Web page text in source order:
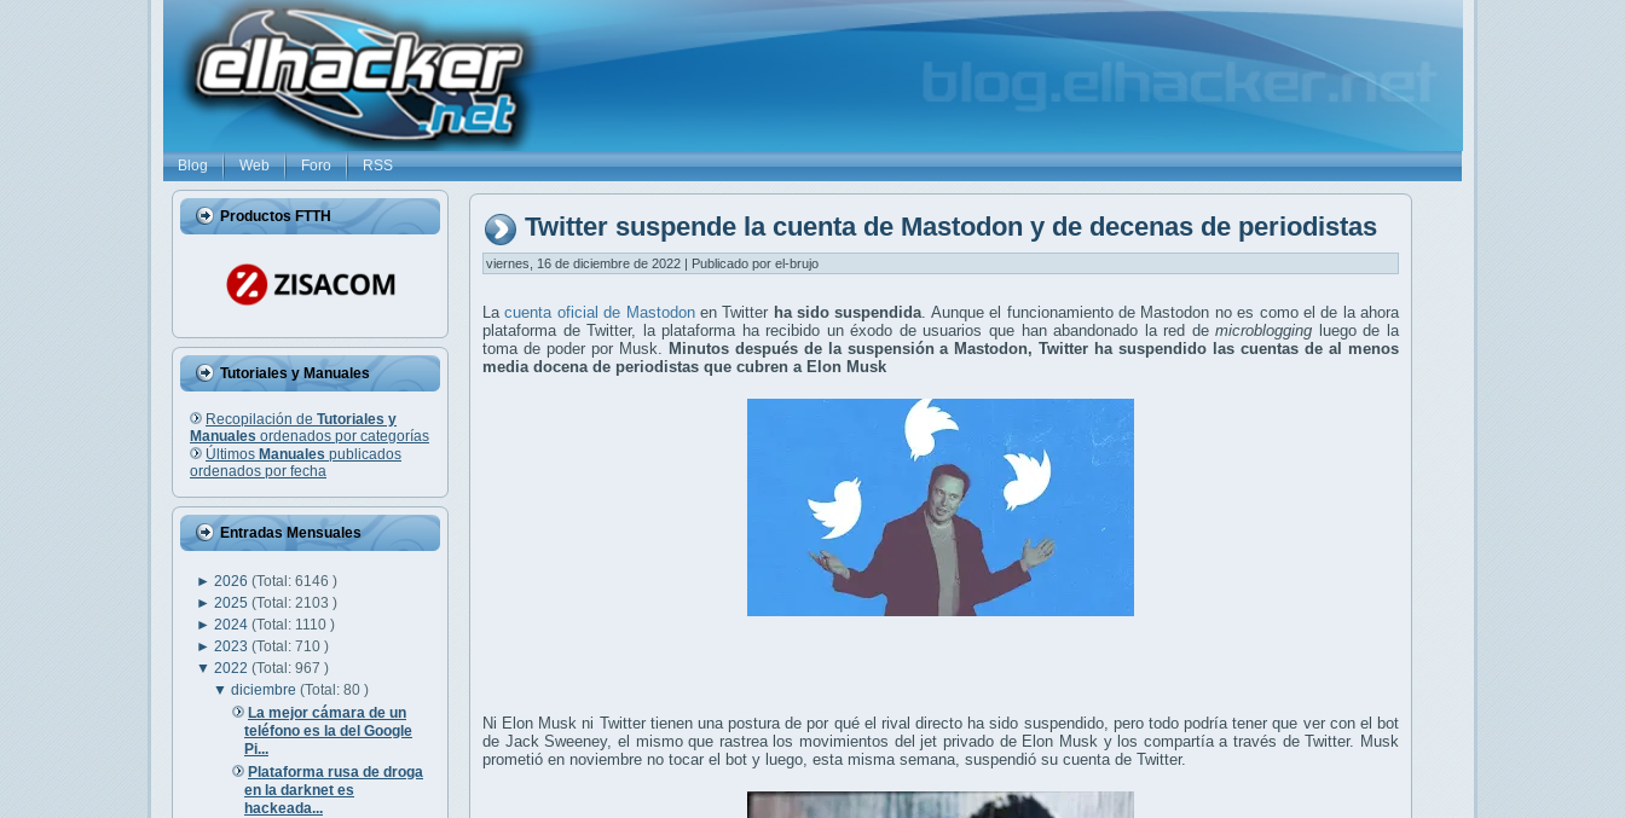
Blog Web Foro RSS
Productos FTTH
Tutoriales y Manuales
Recopilación de Tutoriales y
Manuales ordenados por categorías
Últimos Manuales publicados
ordenados por fecha
Entradas Mensuales
► 2026 (Total: 6146 )
► 2025 (Total: 2103 )
► 2024 (Total: 1110 )
► 2023 (Total: 710 )
▼ 2022 (Total: 967 )
▼diciembre(Total: 80 )
La mejor cámara de un
teléfono es la del Google
Pi...
Plataforma rusa de droga
en la darknet es
hackeada...
Twitter suspende la cuenta de Mastodon y de decenas de periodistas
viernes, 16 de diciembre de 2022 | Publicado por el-brujo
Lacuenta oficial de Mastodonen Twitter ha sido suspendida . Aunque el funcionamiento de Mastodon no es como el de la ahora
plataforma de Twitter, la plataforma ha recibido un éxodo de usuarios que han abandonado la red demicroblogging luego de la
toma de poder por Musk.
Minutos después de la suspensión a Mastodon, Twitter hasuspendido las cuentas de al menos
media docena de periodistas que cubren a Elon Musk
Ni Elon Musk ni Twitter tienen una postura de por qué el rival directo ha sido suspendido, pero todo podría tener que ver con el bot
de Jack Sweeney, el mismo que rastrea los movimientos del jet privado de Elon Musk y los compartía a través de Twitter. Musk
prometió en noviembre no tocar el bot y luego, esta misma semana, suspendió su cuenta de Twitter.